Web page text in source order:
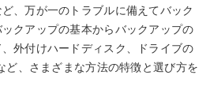
、万が一のトラブルに備えてバック
クアップの基本からバックアップの
外付けハードディスク、ドライブの
ど、さまざまな方法の特徴と選び方を